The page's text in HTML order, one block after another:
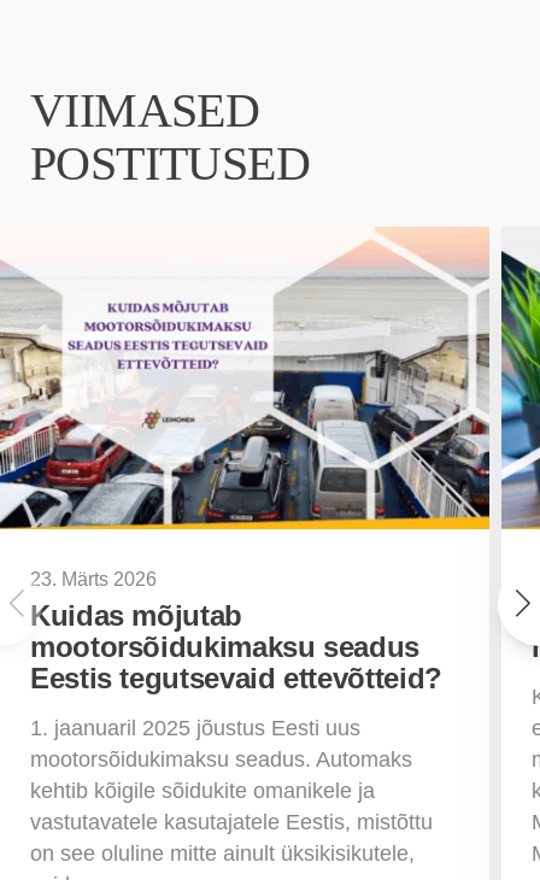
VIIMASED
POSTITUSED
23. Märts 2026
Kuidas mõjutab
mootorsõidukimaksu seadus
Eestis tegutsevaid ettevõtteid?
1. jaanuaril 2025 jõustus Eesti uus
mootorsõidukimaksu seadus. Automaks
kehtib kõigile sõidukite omanikele ja
vastutavatele kasutajatele Eestis, mistõttu
on see oluline mitte ainult üksikisikutele,